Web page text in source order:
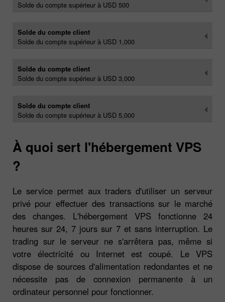
Solde du compte supérieur à USD 500
Solde du compte client
Solde du compte supérieur à USD 1,000
Solde du compte client
Solde du compte supérieur à USD 3,000
Solde du compte client
Solde du compte supérieur à USD 5,000
À quoi sert l'hébergement VPS
?
Le service permet aux traders d'utiliser un serveur
privé pour effectuer des transactions sur le marché
des changes. L'hébergement VPS fonctionne 24
heures sur 24, 7 jours sur 7 et sans interruption. Le
trading sur le serveur ne s'arrêtera pas, même si
votre électricité ou Internet est coupé. Le VPS
dispose de sources d'alimentation redondantes et ne
nécessite pas de connexion permanente à un
ordinateur personnel pour fonctionner.